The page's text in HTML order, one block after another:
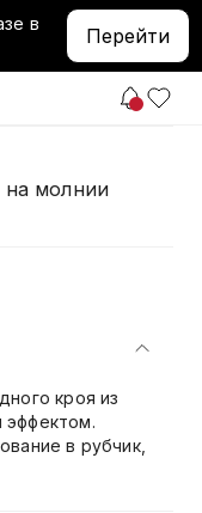
в
Перейти
молнии
кроя из
эффектом.
в рубчик,